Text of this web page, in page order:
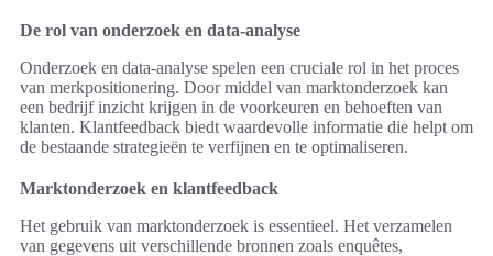
De rol van onderzoek en data-analyse
Onderzoek en data-analyse spelen een cruciale rol in het proces
van merkpositionering. Door middel van marktonderzoek kan
een bedrijf inzicht krijgen in de voorkeuren en behoeften van
klanten. Klantfeedback biedt waardevolle informatie die helpt om
de bestaande strategieën te verfijnen en te optimaliseren.
Marktonderzoek en klantfeedback
Het gebruik van marktonderzoek is essentieel. Het verzamelen
van gegevens uit verschillende bronnen zoals enquêtes,